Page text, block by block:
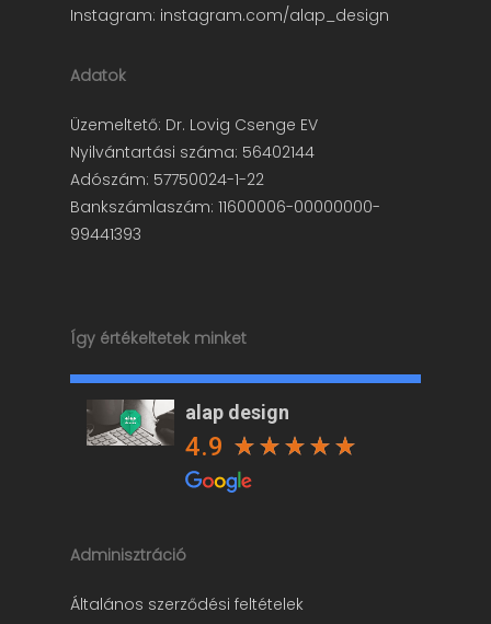
Instagram: instagram.com/alap_design
Adatok
Üzemeltető: Dr. Lovig Csenge EV
Nyilvántartási száma: 56402144
Adószám: 57750024-1-22
Bankszámlaszám: 11600006-00000000-
99441393
Így értékeltetek minket
alap design
4.9
Adminisztráció
Általános szerződési feltételek